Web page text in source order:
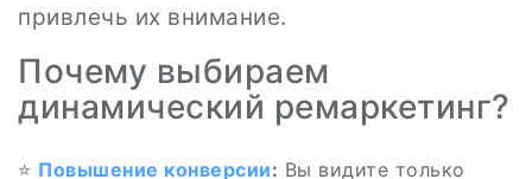
привлечь их внимание.
Почему выбираем
динамический ремаркетинг?
⭐ Повышение конверсии: Вы видите только